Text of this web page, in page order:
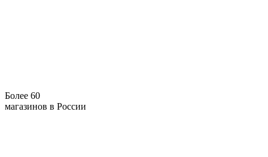
Более 60
магазинов в России